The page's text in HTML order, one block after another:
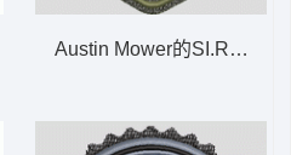
Austin Mower的SI.R.T.徽